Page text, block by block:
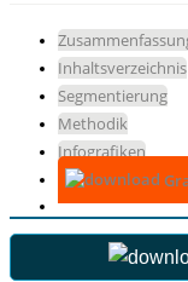
Inhaltsverzeichnis
Segmentierung
Methodik
Infografiken